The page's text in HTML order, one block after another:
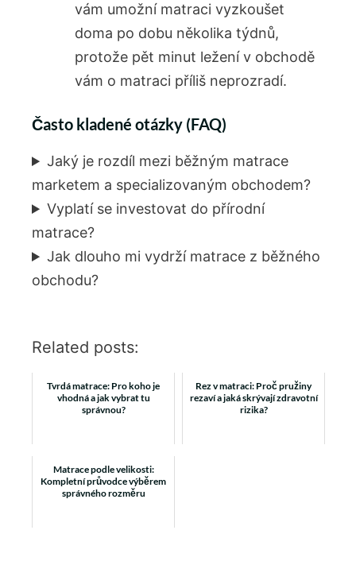
vám umožní matraci vyzkoušet
doma po dobu několika týdnů,
protože pět minut ležení v obchodě
vám o matraci příliš neprozradí.
Často kladené otázky (FAQ)
Jaký je rozdíl mezi běžným matrace
marketem a specializovaným obchodem?
Vyplatí se investovat do přírodní
matrace?
Jak dlouho mi vydrží matrace z běžného
obchodu?
Related posts:
Tvrdá matrace: Pro koho je
vhodná a jak vybrat tu
správnou?
Rez v matraci: Proč pružiny
rezaví a jaká skrývají zdravotní
rizika?
Matrace podle velikosti:
Kompletní průvodce výběrem
správného rozměru